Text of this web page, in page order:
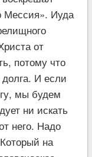
Мессия». Иуда
от
потому что
И если
мы будем
ни искать
него. Надо
на